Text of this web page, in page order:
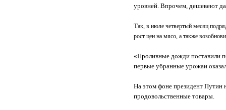
уровней. Впрочем, дешевеют
Так, в июле четвертый месяц
рост цен на мясо, а также
«Проливные дожди поставили
первые убранные урожаи
На этом фоне президент Путин
продовольственные товары.